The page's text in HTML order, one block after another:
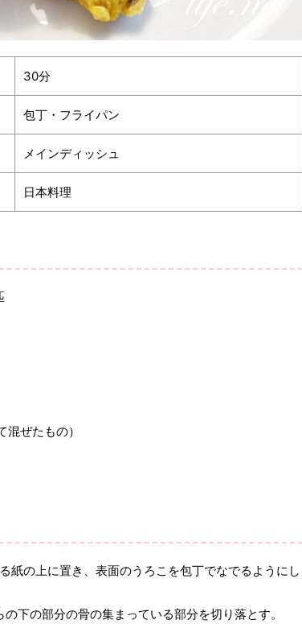
30分
包丁・フライパン
メインディッシュ
日本料理
ぜたもの）
紙の上に置き、表面のうろこを包丁でなでるようにし
下の部分の骨の集まっている部分を切り落とす。